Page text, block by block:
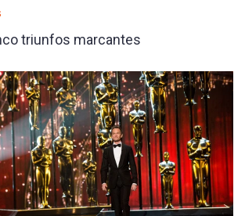
triunfos marcantes